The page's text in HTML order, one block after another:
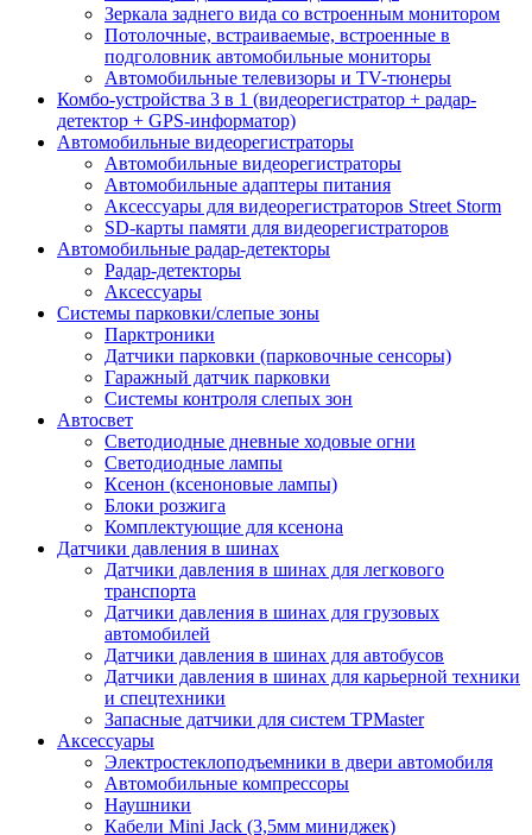
Зеркала заднего вида со встроенным монитором
Потолочные, встраиваемые, встроенные в
подголовник автомобильные мониторы
Автомобильные телевизоры и TV-тюнеры
Комбо-устройства 3 в 1 (видеорегистратор + радар-
детектор + GPS-информатор)
Автомобильные видеорегистраторы
Автомобильные видеорегистраторы
Автомобильные адаптеры питания
Аксессуары для видеорегистраторов Street Storm
SD-карты памяти для видеорегистраторов
Автомобильные радар-детекторы
Радар-детекторы
Аксессуары
Системы парковки/слепые зоны
Парктроники
Датчики парковки (парковочные сенсоры)
Гаражный датчик парковки
Системы контроля слепых зон
Автосвет
Светодиодные дневные ходовые огни
Светодиодные лампы
Ксенон (ксеноновые лампы)
Блоки розжига
Комплектующие для ксенона
Датчики давления в шинах
Датчики давления в шинах для легкового
транспорта
Датчики давления в шинах для грузовых
автомобилей
Датчики давления в шинах для автобусов
Датчики давления в шинах для карьерной техники
и спецтехники
Запасные датчики для систем TPMaster
Аксессуары
Электростеклоподъемники в двери автомобиля
Автомобильные компрессоры
Наушники
Кабели Mini Jack (3,5мм миниджек)